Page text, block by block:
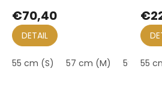
€70,40
DETAIL
55 cm (S) 57 cm (M) 59 cm
55